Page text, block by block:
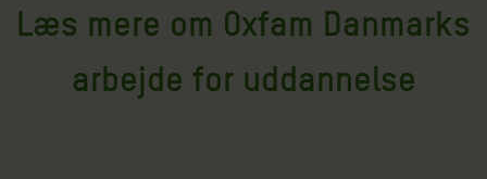
Læs mere om Oxfam Danmarks
arbejde for uddannelse